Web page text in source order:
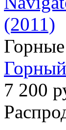
7 200